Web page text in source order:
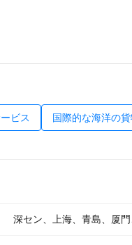
ビス 国際的な海洋の
深セン、上海、青島、厦